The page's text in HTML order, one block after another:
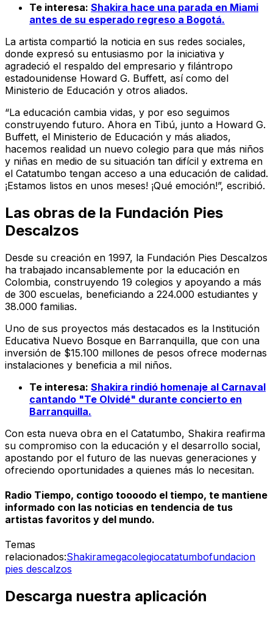
Te interesa: Shakira hace una parada en Miami
antes de su esperado regreso a Bogotá.
La artista compartió la noticia en sus redes sociales,
donde expresó su entusiasmo por la iniciativa y
agradeció el respaldo del empresario y filántropo
estadounidense Howard G. Buffett, así como del
Ministerio de Educación y otros aliados.
“La educación cambia vidas, y por eso seguimos
construyendo futuro. Ahora en Tibú, junto a Howard G.
Buffett, el Ministerio de Educación y más aliados,
hacemos realidad un nuevo colegio para que más niños
y niñas en medio de su situación tan difícil y extrema en
el Catatumbo tengan acceso a una educación de calidad.
¡Estamos listos en unos meses! ¡Qué emoción!”, escribió.
Las obras de la Fundación Pies
Descalzos
Desde su creación en 1997, la Fundación Pies Descalzos
ha trabajado incansablemente por la educación en
Colombia, construyendo 19 colegios y apoyando a más
de 300 escuelas, beneficiando a 224.000 estudiantes y
38.000 familias.
Uno de sus proyectos más destacados es la Institución
Educativa Nuevo Bosque en Barranquilla, que con una
inversión de $15.100 millones de pesos ofrece modernas
instalaciones y beneficia a mil niños.
Te interesa: Shakira rindió homenaje al Carnaval
cantando "Te Olvidé" durante concierto en
Barranquilla.
Con esta nueva obra en el Catatumbo, Shakira reafirma
su compromiso con la educación y el desarrollo social,
apostando por el futuro de las nuevas generaciones y
ofreciendo oportunidades a quienes más lo necesitan.
Radio Tiempo, contigo toooodo el tiempo, te mantiene
informado con las noticias en tendencia de tus
artistas favoritos y del mundo.
Temas
relacionados:Shakiramegacolegiocatatumbofundacion
pies descalzos
Descarga nuestra aplicación